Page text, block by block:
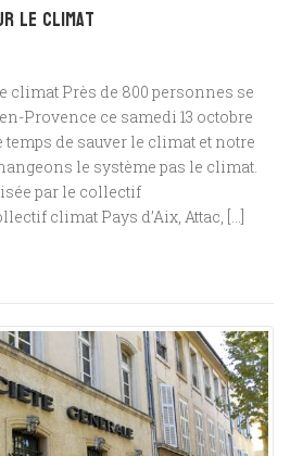
le climat
climat Près de 800 personnes se
Provence ce samedi 13 octobre
temps de sauver le climat et notre
le système pas le climat.
par le collectif
climat Pays d’Aix, Attac, […]